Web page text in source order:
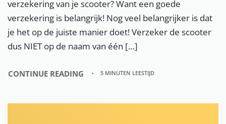
verzekering van je scooter? Want een goede
verzekering is belangrijk! Nog veel belangrijker is dat
je het op de juiste manier doet! Verzeker de scooter
dus NIET op de naam van één […]
CONTINUE READING 5 MINUTEN LEESTIJD